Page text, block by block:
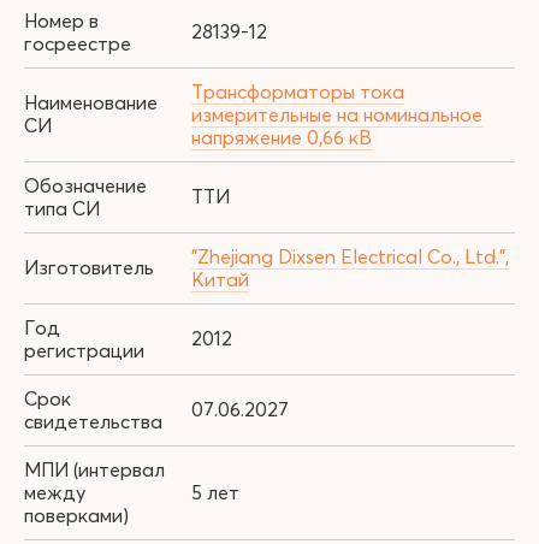
Номер в
госреестре
28139-12
Наименование
СИ
Трансформаторы тока
измерительные на номинальное
напряжение 0,66 кВ
Обозначение
типа СИ
ТТИ
Изготовитель
"Zhejiang Dixsen Electrical Co., Ltd.",
Китай
Год
регистрации
2012
Срок
свидетельства
07.06.2027
МПИ (интервал
между
поверками)
5 лет